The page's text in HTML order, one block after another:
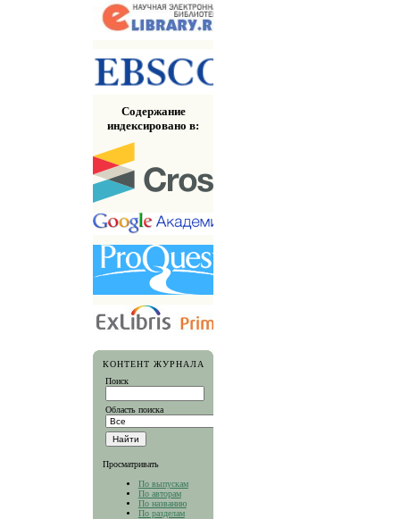
Содержание
индексировано в:
КОНТЕНТ ЖУРНАЛА
Поиск
Область поиска
Просматривать
По выпускам
По авторам
По названию
По разделам